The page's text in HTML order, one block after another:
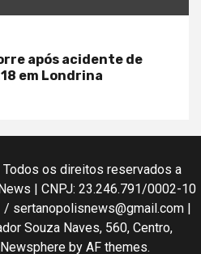
após acidente de
em Londrina
os direitos reservados a
| CNPJ: 23.246.791/0002-10
sertanopolisnews@gmail.com |
Souza Naves, 560, Centro,
Newsphere by AF themes.